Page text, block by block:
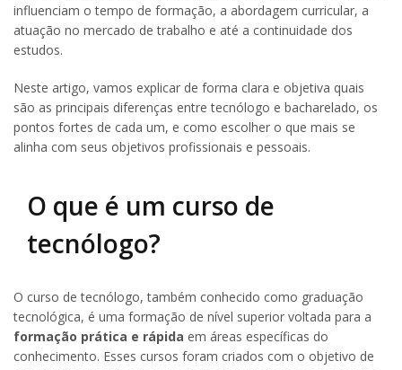
influenciam o tempo de formação, a abordagem curricular, a
atuação no mercado de trabalho e até a continuidade dos
estudos.
Neste artigo, vamos explicar de forma clara e objetiva quais
são as principais diferenças entre tecnólogo e bacharelado, os
pontos fortes de cada um, e como escolher o que mais se
alinha com seus objetivos profissionais e pessoais.
O que é um curso de
tecnólogo?
O curso de tecnólogo, também conhecido como graduação
tecnológica, é uma formação de nível superior voltada para a
formação prática e rápida em áreas específicas do
conhecimento. Esses cursos foram criados com o objetivo de